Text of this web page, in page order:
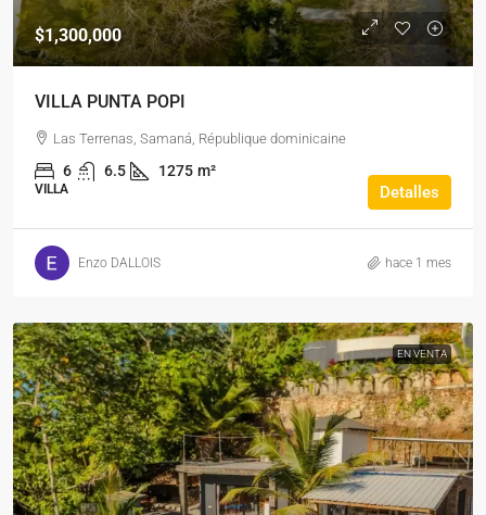
$1,300,000
VILLA PUNTA POPI
Las Terrenas, Samaná, République dominicaine
6 6.5 1275 m²
VILLA Detalles
Enzo DALLOIS hace 1 mes
EN VENTA